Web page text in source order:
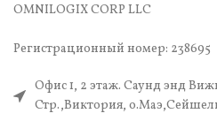
OMNILOGIX CORP LLC
Регистрационный номер: 238695
Офис 1, 2 этаж. Саунд энд
Стр.,Виктория,